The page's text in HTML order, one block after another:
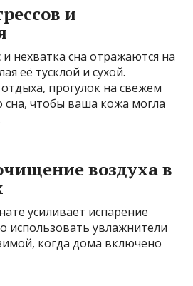
и
и нехватка сна отражаются на
её тусклой и сухой.
прогулок на свежем
сна, чтобы ваша кожа могла
воздуха в
усиливает испарение
использовать увлажнители
когда дома включено